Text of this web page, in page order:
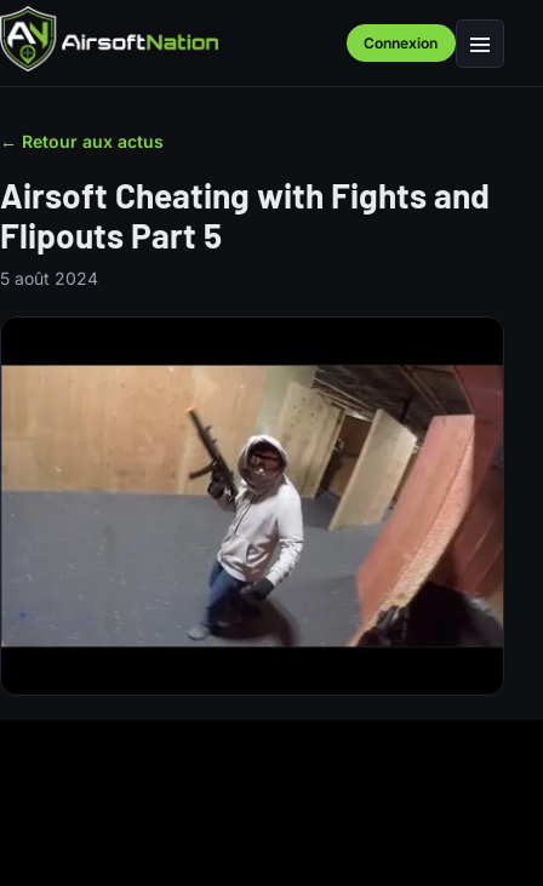
Connexion Menu
← Retour aux actus
Airsoft Cheating with Fights and
Flipouts Part 5
5 août 2024